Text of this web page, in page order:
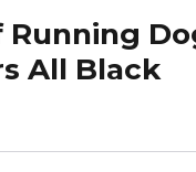
All Black